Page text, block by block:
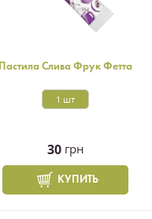
Пастила Слива Фрук Фетта
1 шт
30 грн
КУПИТЬ